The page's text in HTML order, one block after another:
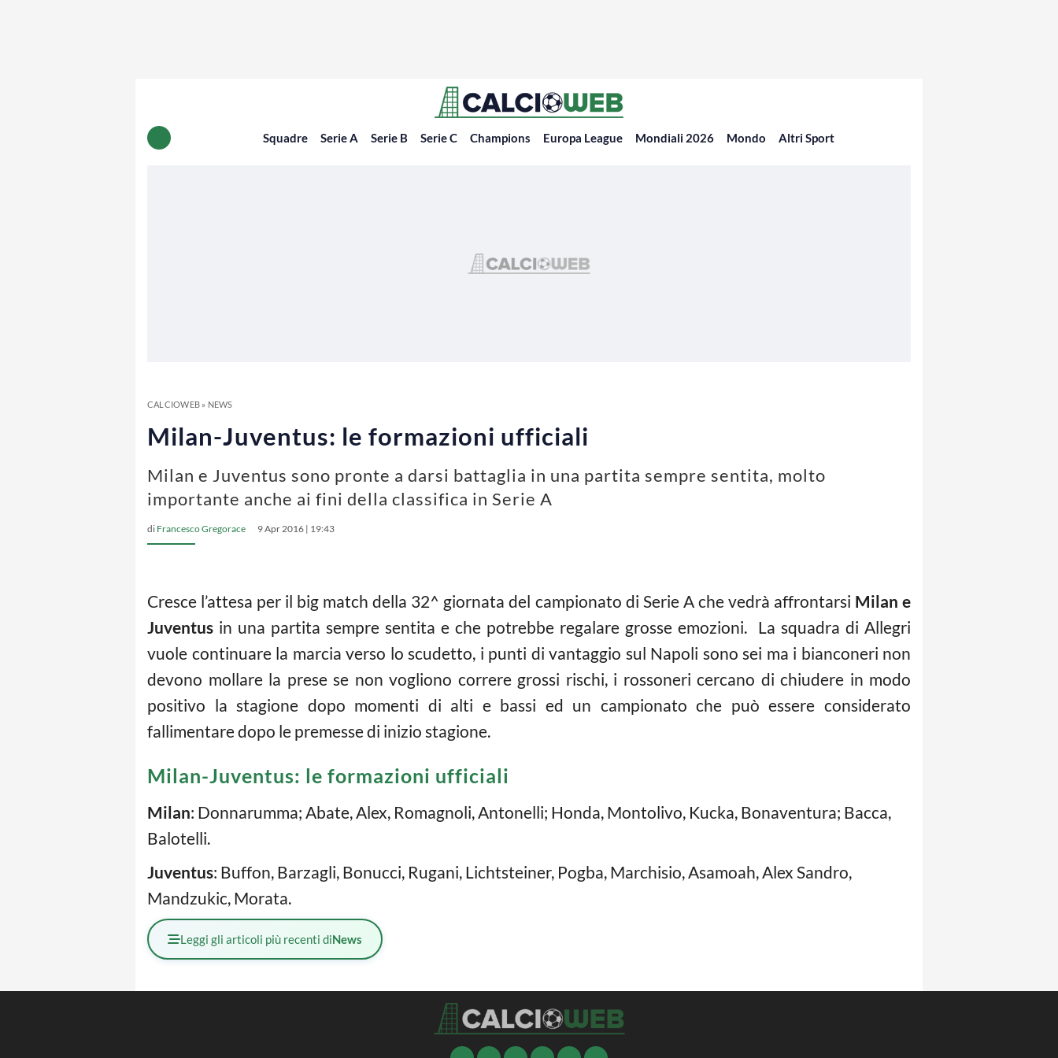
Squadre Serie A Serie B Serie C Champions Europa League Mondiali 2026 Mondo Altri Sport
CALCIOWEB» NEWS
Milan-Juventus: le formazioni ufficiali
Milan e Juventus sono pronte a darsi battaglia in una partita sempre sentita, molto
importante anche ai fini della classifica in Serie A
di Francesco Gregorace 9 Apr 2016 | 19:43
Cresce l’attesa per il big match della 32^ giornata del campionato di Serie A che vedrà affrontarsi Milan e
Juventus in una partita sempre sentita e che potrebbe regalare grosse emozioni. La squadra di Allegri
vuole continuare la marcia verso lo scudetto, i punti di vantaggio sul Napoli sono sei ma i bianconeri non
devono mollare la prese se non vogliono correre grossi rischi, i rossoneri cercano di chiudere in modo
positivo la stagione dopo momenti di alti e bassi ed un campionato che può essere considerato
fallimentare dopo le premesse di inizio stagione.
Milan-Juventus: le formazioni ufficiali
Milan: Donnarumma; Abate, Alex, Romagnoli, Antonelli; Honda, Montolivo, Kucka, Bonaventura; Bacca,
Balotelli.
Juventus: Buffon, Barzagli, Bonucci, Rugani, Lichtsteiner, Pogba, Marchisio, Asamoah, Alex Sandro,
Mandzukic, Morata.
Leggi gli articoli più recenti diNews